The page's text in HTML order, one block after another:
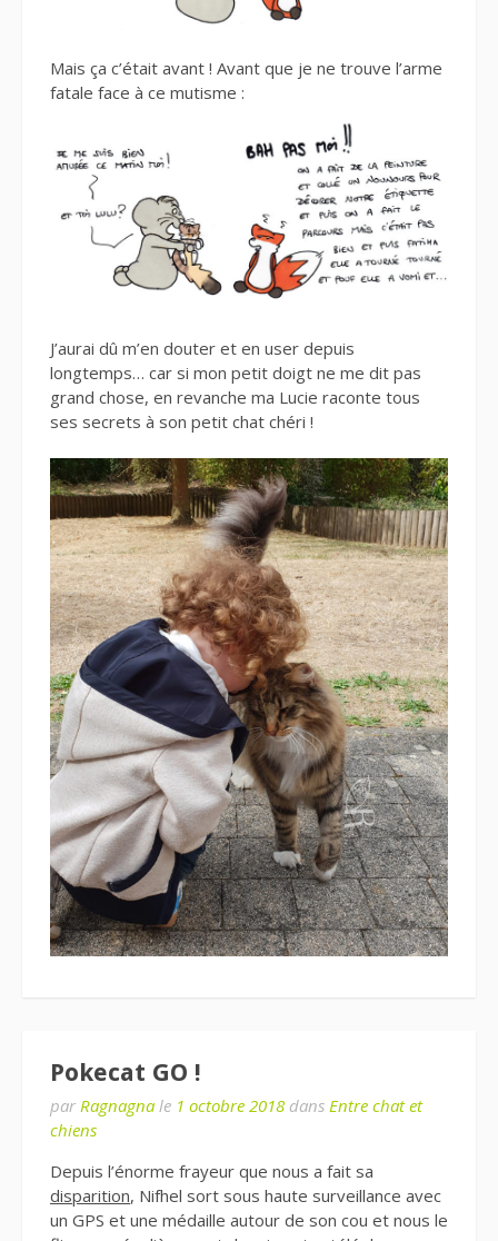
Mais ça c’était avant ! Avant que je ne trouve l’arme
fatale face à ce mutisme :
J’aurai dû m’en douter et en user depuis
longtemps… car si mon petit doigt ne me dit pas
grand chose, en revanche ma Lucie raconte tous
ses secrets à son petit chat chéri !
Pokecat GO !
par Ragnagna le 1 octobre 2018 dans Entre chat et
chiens
Depuis l’énorme frayeur que nous a fait sa
disparition, Nifhel sort sous haute surveillance avec
un GPS et une médaille autour de son cou et nous le